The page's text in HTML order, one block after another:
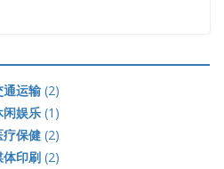
通运输(2)
闲娱乐(1)
疗保健(2)
体印刷(2)